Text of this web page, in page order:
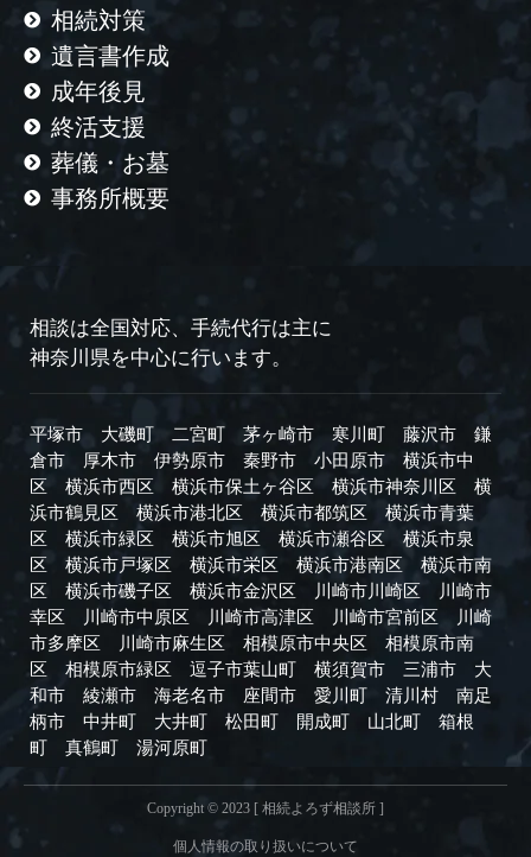
相続対策
遺言書作成
成年後見
終活支援
葬儀・お墓
事務所概要
相談は全国対応、手続代行は主に
神奈川県を中心に行います。
平塚市 大磯町 二宮町 茅ヶ崎市 寒川町 藤沢市
鎌
倉市
厚木市 伊勢原市 秦野市 小田原市
横浜市中
区
横浜市西区 横浜市保土ヶ谷区 横浜市神奈川区
横
浜市鶴見区
横浜市港北区 横浜市都筑区
横浜市青葉
区
横浜市緑区 横浜市旭区 横浜市瀬谷区
横浜市泉
区
横浜市戸塚区 横浜市栄区 横浜市港南区
横浜市南
区
横浜市磯子区 横浜市金沢区 川崎市川崎区
川崎市
幸区
川崎市中原区 川崎市高津区 川崎市宮前区
川崎
市多摩区
川崎市麻生区 相模原市中央区
相模原市南
区
相模原市緑区 逗子市葉山町 横須賀市 三浦市
大
和市
綾瀬市 海老名市 座間市 愛川町 清川村
南足
柄市
中井町 大井町 松田町 開成町 山北町
箱根
町
真鶴町 湯河原町
Copyright © 2023 [ 相続よろず相談所 ]
個人情報の取り扱いについて